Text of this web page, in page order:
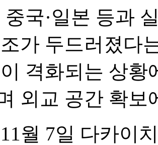
중국·일본 등과
가 두드러졌다
격화되는 상황
외교 공간 확보
월 7일 다카이